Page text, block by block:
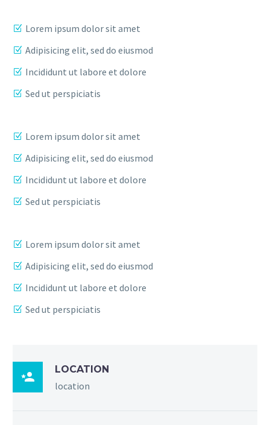
Lorem ipsum dolor sit amet
Adipisicing elit, sed do eiusmod
Incididunt ut labore et dolore
Sed ut perspiciatis
Lorem ipsum dolor sit amet
Adipisicing elit, sed do eiusmod
Incididunt ut labore et dolore
Sed ut perspiciatis
Lorem ipsum dolor sit amet
Adipisicing elit, sed do eiusmod
Incididunt ut labore et dolore
Sed ut perspiciatis

LOCATION
location